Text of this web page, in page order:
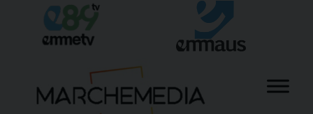
content